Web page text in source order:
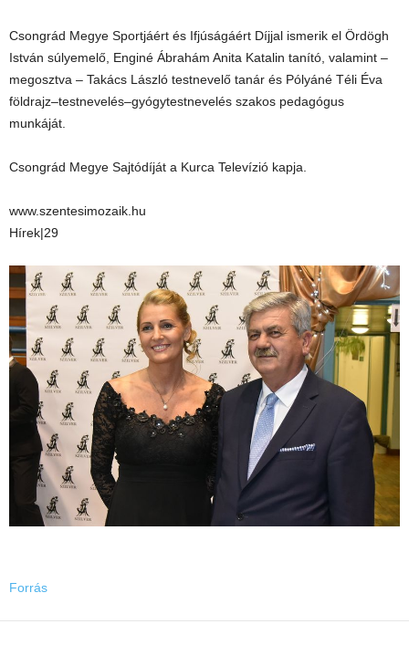
Csongrád Megye Sportjáért és Ifjúságáért Díjjal ismerik el Ördögh
István súlyemelő, Enginé Ábrahám Anita Katalin tanító, valamint –
megosztva – Takács László testnevelő tanár és Pólyáné Téli Éva
földrajz–testnevelés–gyógytestnevelés szakos pedagógus
munkáját.
Csongrád Megye Sajtódíját a Kurca Televízió kapja.
www.szentesimozaik.hu
Hírek|29
Forrás